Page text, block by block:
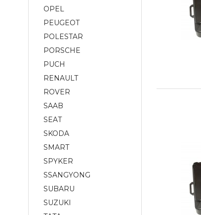
OPEL
PEUGEOT
POLESTAR
PORSCHE
PUCH
RENAULT
ROVER
SAAB
SEAT
SKODA
SMART
SPYKER
SSANGYONG
SUBARU
SUZUKI